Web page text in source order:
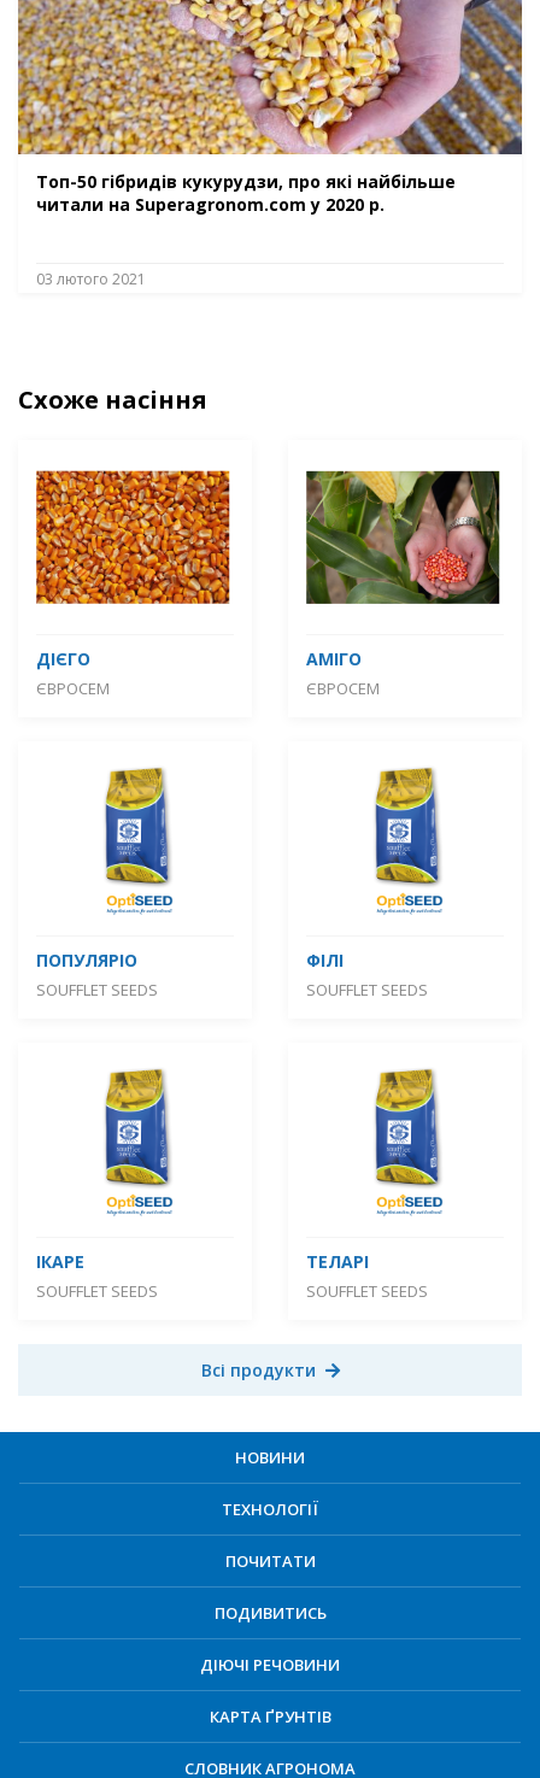
Топ-50 гібридів кукурудзи, про які найбільше
читали на Superagronom.com у 2020 р.
03 лютого 2021
Схоже насіння
ДІЄГО
ЄВРОСЕМ
АМІГО
ЄВРОСЕМ
ПОПУЛЯРІО
SOUFFLET SEEDS
ФІЛІ
SOUFFLET SEEDS
ІКАРЕ
SOUFFLET SEEDS
ТЕЛАРІ
SOUFFLET SEEDS
Всі продукти
НОВИНИ
ТЕХНОЛОГІЇ
ПОЧИТАТИ
ПОДИВИТИСЬ
ДІЮЧІ РЕЧОВИНИ
КАРТА ҐРУНТІВ
СЛОВНИК АГРОНОМА